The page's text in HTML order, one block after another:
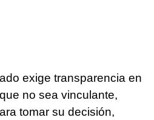
exige transparencia en
no sea vinculante,
tomar su decisión,